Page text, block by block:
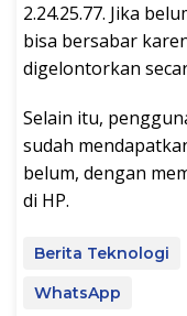
2.24.25.77. Jika
bisa bersabar
digelontorkan
Selain itu,
sudah
belum, dengan
di HP.
Berita Teknologi
WhatsApp